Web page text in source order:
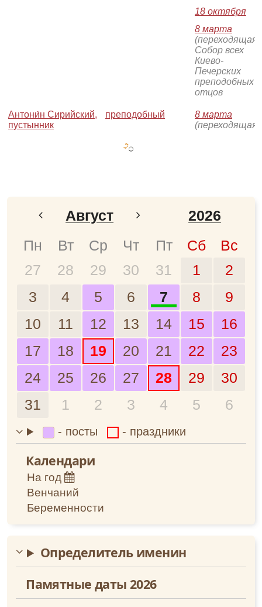
18 октября
8 марта
(переходящая)
Собор всех
Киево-
Печерских
преподобных
отцов
Антони́н Сирийский,
пустынник
преподобный
8 марта
(переходящая)
Январь
Февраль
Март
Апрель
Май
Июнь
Август
Сентябрь
Октябрь
Декабрь
Август
2024
2025
2026
2027
2028
2026
Пн
Вт Ср Чт Пт Сб
Вс
27
28 29 30 31 1
2
3
4 5 6 7 8
9
10
11 12 13 14 15
16
17
18 19 20 21 22
23
24
25 26 27 28 29
30
31
1 2 3 4 5 6
- посты - праздники
Календари
На год
Венчаний
Беременности
Определитель именин
Памятные даты 2026